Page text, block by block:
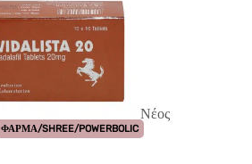
Νέος
ΦΑΡΜΑ/SHREE/POWERBOLIC